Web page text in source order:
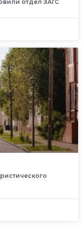
отдел ЗАГС